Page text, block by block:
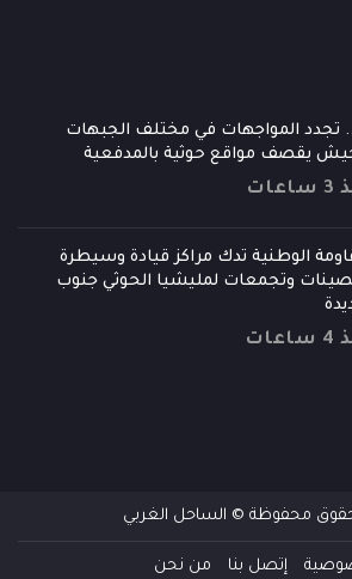
تجدد المواجهات في مختلف الجبهات
يقصف مواقع حوثية بالمدفعية
الوطنية تدك مراكز قيادة وسيطرة
وتجمعات لمليشيا الحوثي جنوب
محفوظة © الساحل الغربي
إتصل بنا من نحن